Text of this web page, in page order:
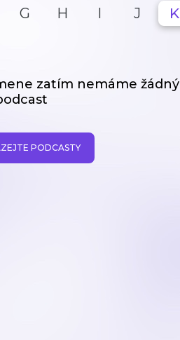
G H I J K
zatím nemáme žádný
PODCASTY